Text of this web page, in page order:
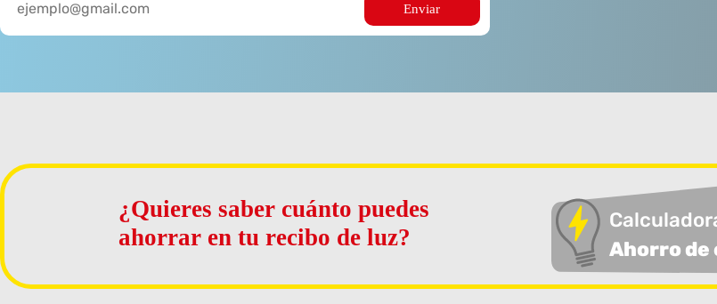
¿Quieres saber cuánto puedes
ahorrar en tu recibo de luz?
Ahorro de